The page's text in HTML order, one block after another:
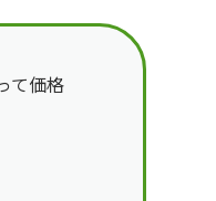
て価格